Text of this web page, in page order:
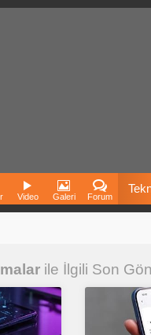
Video Galeri Forum
ile İlgili Son